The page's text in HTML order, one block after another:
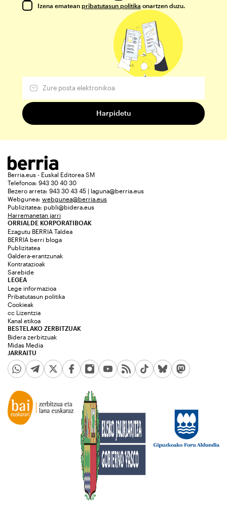
Izena ematean pribatutasun politika onartzen duzu.
Berria.eus - Euskal Editorea SM
Telefonoa: 943 30 40 30
Bezero arreta: 943 30 43 45 | laguna@berria.eus
Webgunea: webgunea@berria.eus
Publizitatea: publi@bidera.eus
Harremanetan jarri
ORRIALDE KORPORATIBOAK
Ezagutu BERRIA Taldea
BERRIA berri bloga
Publizitatea
Galdera-erantzunak
Kontratazioak
Sarebide
JARRAITU
LEGEA
Lege informazioa
Pribatutasun politika
Cookieak
cc Lizentzia
Kanal etikoa
BESTELAKO ZERBITZUAK
Bidera zerbitzuak
Midas Media